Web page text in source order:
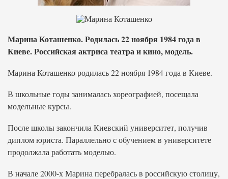
Марина Коташенко. Родилась 22 ноября 1984 года в
Киеве. Российская актриса театра и кино, модель.
Марина Коташенко родилась 22 ноября 1984 года в Киеве.
В школьные годы занималась хореографией, посещала
модельные курсы.
После школы закончила Киевский университет, получив
диплом юриста. Параллельно с обучением в университете
продолжала работать моделью.
В начале 2000-х Марина перебралась в российскую столицу,